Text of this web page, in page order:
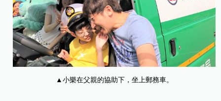
▲小樂在父親的協助下，坐上郵務車。